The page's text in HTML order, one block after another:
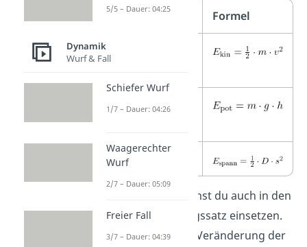
Energieform Formel
potenzielle
Spannenergie
kannst du auch in den
Energieerhaltungssatz einsetzen.
Dann gilt für die Veränderung der
5/5 – Dauer: 04:25
Dynamik
Wurf & Fall
Schiefer Wurf
1/7 – Dauer: 04:26
Waagerechter
Wurf
2/7 – Dauer: 05:09
Freier Fall
3/7 – Dauer: 04:39